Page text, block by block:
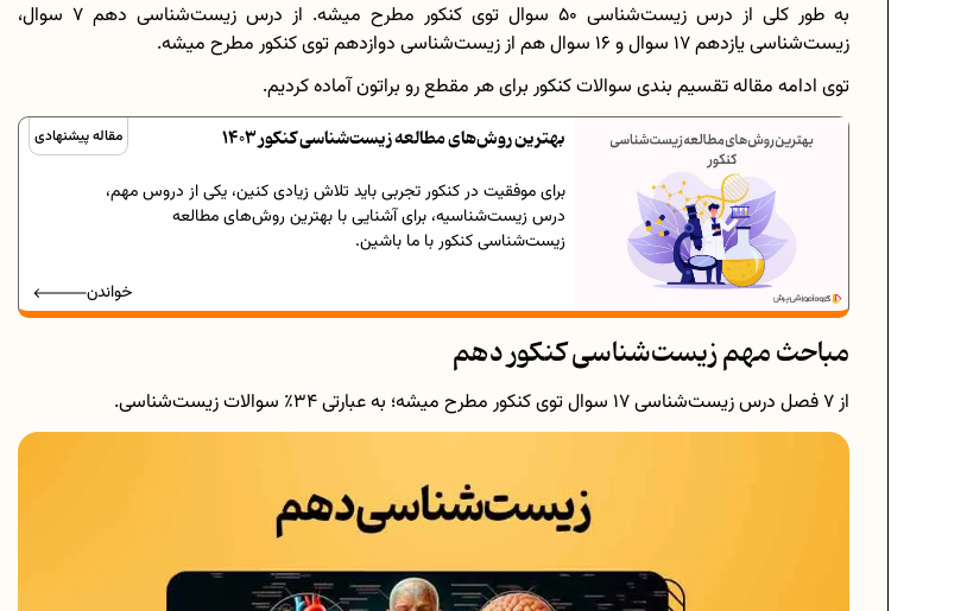
به طور کلی از درس زیست‌شناسی ۵۰ سوال توی کنکور مطرح میشه. از درس زیست‌شناسی دهم ۷ سوال،
زیست‌شناسی یازدهم ۱۷ سوال و ۱۶ سوال هم از زیست‌شناسی دوازدهم توی کنکور مطرح میشه.
توی ادامه مقاله تقسیم‌ بندی سوالات کنکور برای هر مقطع رو براتون آماده کردیم.
مقاله پیشنهادی بهترین روش‌های مطالعه زیست‌شناسی کنکور 1403
برای موفقیت در کنکور تجربی باید تلاش زیادی کنین، یکی از دروس مهم،
درس زیست‌شناسیه، برای آشنایی با بهترین روش‌های مطالعه
زیست‌شناسی کنکور با ما باشین.
خواندن
مباحث مهم زیست‌شناسی کنکور دهم
از ۷ فصل درس زیست‌شناسی ۱۷ سوال توی کنکور مطرح میشه؛ به عبارتی ۳۴٪ سوالات زیست‌شناسی.